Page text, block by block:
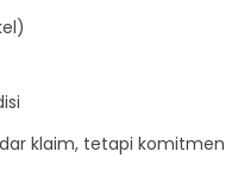
klaim, tetapi komitmen